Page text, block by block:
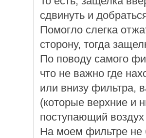
сдвинуть и
Помогло слегка
сторону, тогда
По поводу самого
что не важно где
или внизу фильтра,
(которые верхние и
поступающий
На моем фильтре не